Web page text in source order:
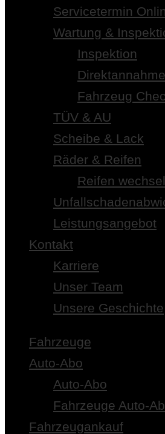
Servicetermin
Wartung &
Inspektion
Direktannahme
Fahrzeug
TÜV & AU
Scheibe & Lack
Räder & Reifen
Reifen
Leistungsangebot
Kontakt
Karriere
Unser Team
Unsere Geschichte
Fahrzeuge
Auto-Abo
Auto-Abo
Fahrzeuge Auto-
Fahrzeugankauf